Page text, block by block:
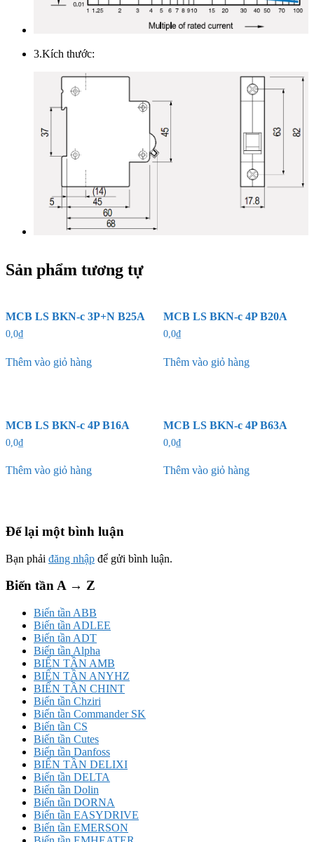
3.Kích thước:
Sản phẩm tương tự
MCB LS BKN-c 3P+N B25A
0,0₫
Thêm vào giỏ hàng
MCB LS BKN-c 4P B20A
0,0₫
Thêm vào giỏ hàng
MCB LS BKN-c 4P B16A
0,0₫
Thêm vào giỏ hàng
MCB LS BKN-c 4P B63A
0,0₫
Thêm vào giỏ hàng
Để lại một bình luận
Bạn phải đăng nhập để gửi bình luận.
Biến tần A → Z
Biến tần ABB
Biến tần ADLEE
Biến tần ADT
Biến tần Alpha
BIẾN TẦN AMB
BIẾN TẦN ANYHZ
BIẾN TẦN CHINT
Biến tần Chziri
Biến tần Commander SK
Biến tần CS
Biến tần Cutes
Biến tần Danfoss
BIẾN TẦN DELIXI
Biến tần DELTA
Biến tần Dolin
Biến tần DORNA
Biến tần EASYDRIVE
Biến tần EMERSON